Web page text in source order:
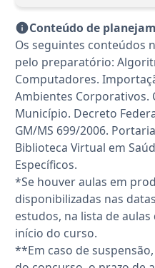
Conteúdo de
Os seguintes conteúdos
pelo preparatório:
Computadores.
Ambientes Corporativos.
Município. Decreto
GM/MS 699/2006.
Biblioteca Virtual em
Específicos.
*Se houver aulas em
disponibilizadas nas
estudos, na lista de
início do curso.
**Em caso de